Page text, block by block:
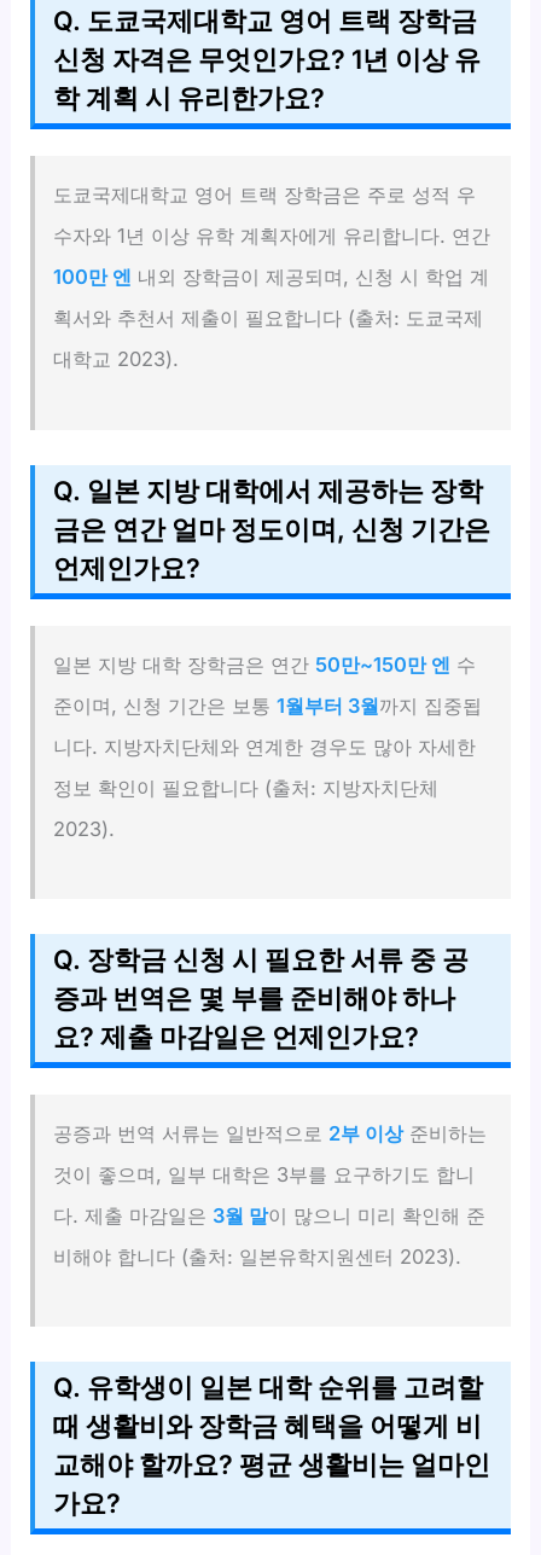
Q. 도쿄국제대학교 영어 트랙 장학금
신청 자격은 무엇인가요? 1년 이상 유
학 계획 시 유리한가요?
도쿄국제대학교 영어 트랙 장학금은 주로 성적 우
수자와 1년 이상 유학 계획자에게 유리합니다. 연간
100만 엔 내외 장학금이 제공되며, 신청 시 학업 계
획서와 추천서 제출이 필요합니다 (출처: 도쿄국제
대학교 2023).
Q. 일본 지방 대학에서 제공하는 장학
금은 연간 얼마 정도이며, 신청 기간은
언제인가요?
일본 지방 대학 장학금은 연간 50만~150만 엔 수
준이며, 신청 기간은 보통1월부터 3월까지 집중됩
니다. 지방자치단체와 연계한 경우도 많아 자세한
정보 확인이 필요합니다 (출처: 지방자치단체
2023).
Q. 장학금 신청 시 필요한 서류 중 공
증과 번역은 몇 부를 준비해야 하나
요? 제출 마감일은 언제인가요?
공증과 번역 서류는 일반적으로 2부 이상준비하는
것이 좋으며, 일부 대학은 3부를 요구하기도 합니
다. 제출 마감일은 3월 말이 많으니 미리 확인해 준
비해야 합니다 (출처: 일본유학지원센터 2023).
Q. 유학생이 일본 대학 순위를 고려할
때 생활비와 장학금 혜택을 어떻게 비
교해야 할까요? 평균 생활비는 얼마인
가요?